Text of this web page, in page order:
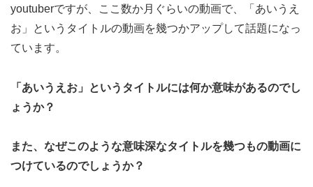
youtuberですが、ここ数か月ぐらいの動画で、「あいうえ
お」というタイトルの動画を幾つかアップして話題になっ
ています。
「あいうえお」というタイトルには何か意味があるのでし
ょうか？
また、なぜこのような意味深なタイトルを幾つもの動画に
つけているのでしょうか？